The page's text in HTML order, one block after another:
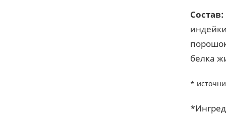
Состав:
белка
*